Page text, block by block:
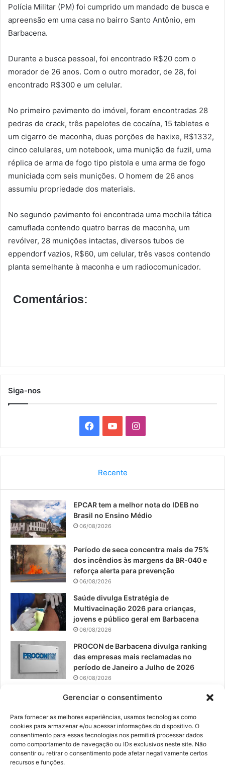
Gerenciar o consentimento
Para fornecer as melhores experiências, usamos tecnologias como
cookies para armazenar e/ou acessar informações do dispositivo. O
consentimento para essas tecnologias nos permitirá processar dados
como comportamento de navegação ou IDs exclusivos neste site. Não
consentir ou retirar o consentimento pode afetar negativamente certos
recursos e funções.
Polícia Militar (PM) foi cumprido um mandado de busca e
apreensão em uma casa no bairro Santo Antônio, em
Barbacena.
Durante a busca pessoal, foi encontrado R$20 com o
morador de 26 anos. Com o outro morador, de 28, foi
encontrado R$300 e um celular.
No primeiro pavimento do imóvel, foram encontradas 28
pedras de crack, três papelotes de cocaína, 15 tabletes e
um cigarro de maconha, duas porções de haxixe, R$1332,
cinco celulares, um notebook, uma munição de fuzil, uma
réplica de arma de fogo tipo pistola e uma arma de fogo
municiada com seis munições. O homem de 26 anos
assumiu propriedade dos materiais.
No segundo pavimento foi encontrada uma mochila tática
camuflada contendo quatro barras de maconha, um
revólver, 28 munições intactas, diversos tubos de
eppendorf vazios, R$60, um celular, três vasos contendo
planta semelhante à maconha e um radiocomunicador.
Comentários:
Siga-nos
a
b
o
o
k
o
u
e
I
n
a
r
a
Recente
EPCAR tem a melhor nota do IDEB no
Brasil no Ensino Médio
06/08/2026
Período de seca concentra mais de 75%
dos incêndios às margens da BR-040 e
reforça alerta para prevenção
06/08/2026
Saúde divulga Estratégia de
Multivacinação 2026 para crianças,
jovens e público geral em Barbacena
06/08/2026
PROCON de Barbacena divulga ranking
das empresas mais reclamadas no
período de Janeiro a Julho de 2026
06/08/2026
Prefeitura convoca organizações de
Resíduos Sólidos
05/08/2026